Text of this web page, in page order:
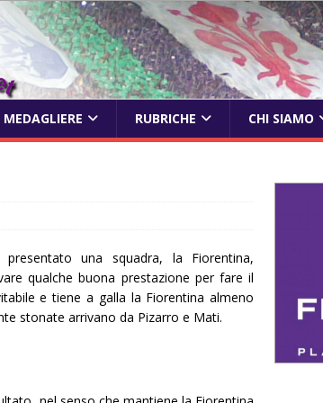
MEDAGLIERE RUBRICHE CHI SIAMO
una squadra, la Fiorentina,
qualche buona prestazione per fare il
e tiene a galla la Fiorentina almeno
stonate arrivano da Pizarro e Mati.